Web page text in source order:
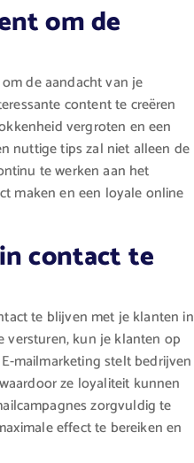
om de
de aandacht van je
content te creëren
vergroten en een
nuttige tips zal niet alleen de
te werken aan het
maken en een loyale online
contact te
te blijven met je klanten in
versturen, kun je klanten op
mailmarketing stelt bedrijven
ze loyaliteit kunnen
zorgvuldig te
effect te bereiken en